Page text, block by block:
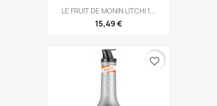
LE FRUIT DE MONIN LITCHI 1...
15,49 €
favorite_border